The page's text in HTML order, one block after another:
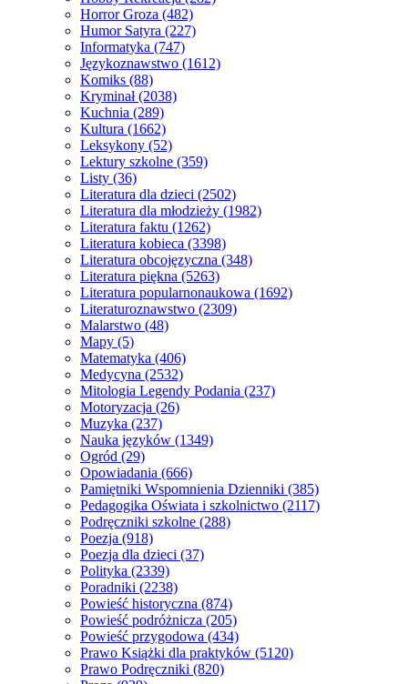
Horror Groza (482)
Humor Satyra (227)
Informatyka (747)
Językoznawstwo (1612)
Komiks (88)
Kryminał(2038)
Kuchnia (289)
Kultura (1662)
Leksykony (52)
Lektury szkolne (359)
Listy (36)
Literatura dla dzieci (2502)
Literatura dla młodzieży (1982)
Literatura faktu (1262)
Literatura kobieca (3398)
Literatura obcojęzyczna (348)
Literatura piękna (5263)
Literatura popularnonaukowa (1692)
Literaturoznawstwo (2309)
Malarstwo (48)
Mapy (5)
Matematyka (406)
Medycyna (2532)
Mitologia Legendy Podania (237)
Motoryzacja (26)
Muzyka (237)
Nauka języków (1349)
Ogród (29)
Opowiadania (666)
Pamiętniki Wspomnienia Dzienniki (385)
Pedagogika Oświata i szkolnictwo (2117)
Podręczniki szkolne (288)
Poezja (918)
Poezja dla dzieci (37)
Polityka (2339)
Poradniki (2238)
Powieść historyczna (874)
Powieść podróżnicza (205)
Powieść przygodowa (434)
Prawo Książki dla praktyków (5120)
Prawo Podręczniki (820)